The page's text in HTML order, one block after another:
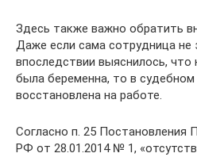
Здесь также важно обратить
Даже если сама сотрудница не
впоследствии выяснилось, что
была беременна, то в
восстановлена на работе.
Согласно п. 25 Постановления
РФ от 28.01.2014 № 1,